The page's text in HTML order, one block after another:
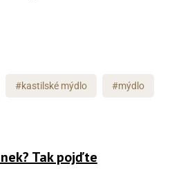
#kastilské mýdlo #mýdlo
Tak pojďte